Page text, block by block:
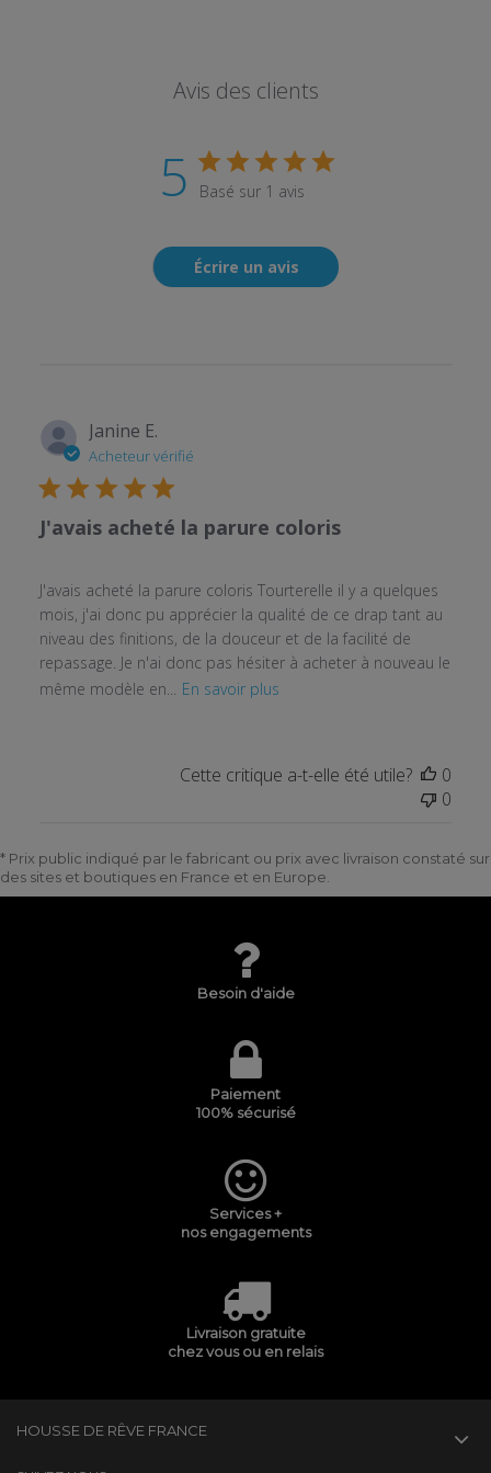
Avis des clients
5 Basé sur 1 avis
Écrire un avis
Janine E.
Acheteur vérifié
J'avais acheté la parure coloris
J'avais acheté la parure coloris Tourterelle il y a quelques
mois, j'ai donc pu apprécier la qualité de ce drap tant au
niveau des finitions, de la douceur et de la facilité de
repassage. Je n'ai donc pas hésiter à acheter à nouveau le
même modèle en...
En savoir plus
Cette critique a-t-elle été utile?
0
0
* Prix public indiqué par le fabricant ou prix avec livraison constaté sur
des sites et boutiques en France et en Europe.
Besoin d'aide
Paiement
100% sécurisé
Services +
nos engagements
Livraison gratuite
chez vous ou en relais
HOUSSE DE RÊVE FRANCE